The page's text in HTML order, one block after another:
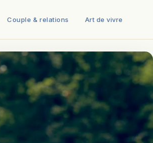
Couple & relations Art de vivre